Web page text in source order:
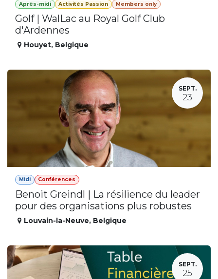
Après-midi Activités Passion Members only
Golf | WalLac au Royal Golf Club
d'Ardennes
Houyet, Belgique
SEPT.
23
Midi Conférences
Benoit Greindl | La résilience du leader
pour des organisations plus robustes
Louvain-la-Neuve, Belgique
SEPT.
25